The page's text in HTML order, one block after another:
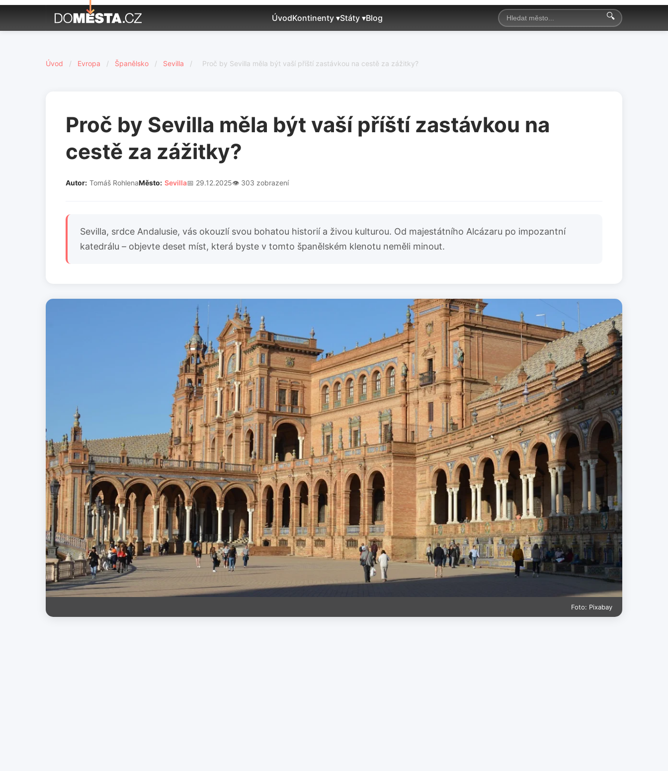
ÚvodKontinenty ▾Státy ▾Blog 🔍
Úvod / Evropa / Španělsko / Sevilla / Proč by Sevilla měla být vaší příští zastávkou na cestě za zážitky?
Proč by Sevilla měla být vaší příští zastávkou na
cestě za zážitky?
Autor: Tomáš RohlenaMěsto: Sevilla📅 29.12.2025👁️ 303 zobrazení
Sevilla, srdce Andalusie, vás okouzlí svou bohatou historií a živou kulturou. Od majestátního Alcázaru po impozantní
katedrálu – objevte deset míst, která byste v tomto španělském klenotu neměli minout.
Foto: Pixabay